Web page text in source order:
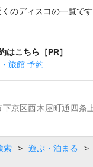
のディスコの一覧です
はこちら［PR］
旅館 予約
京区西木屋町通四条
索 > 遊ぶ・泊まる >